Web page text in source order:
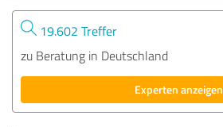
19.602 Treffer
zu Beratung in Deutschland
Experten anzeigen